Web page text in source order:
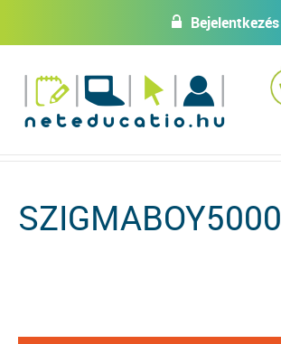
w Bejelentkezés
SZIGMABOY5000